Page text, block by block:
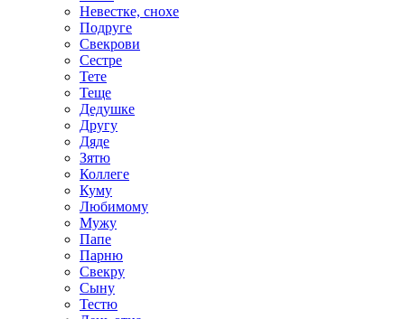
Невестке, снохе
Подруге
Свекрови
Сестре
Тете
Теще
Дедушке
Другу
Дяде
Зятю
Коллеге
Куму
Любимому
Мужу
Папе
Парню
Свекру
Сыну
Тестю